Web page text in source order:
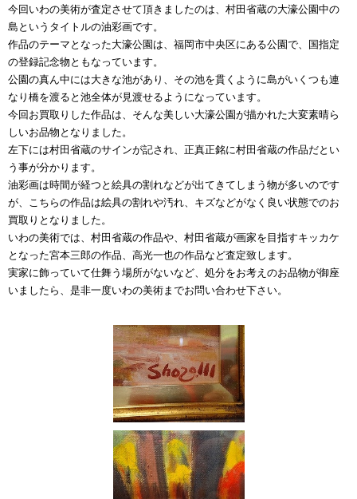
今回いわの美術が査定させて頂きましたのは、村田省蔵の大濠公園中の
島というタイトルの油彩画です。
作品のテーマとなった大濠公園は、福岡市中央区にある公園で、国指定
の登録記念物ともなっています。
公園の真ん中には大きな池があり、その池を貫くように島がいくつも連
なり橋を渡ると池全体が見渡せるようになっています。
今回お買取りした作品は、そんな美しい大濠公園が描かれた大変素晴ら
しいお品物となりました。
左下には村田省蔵のサインが記され、正真正銘に村田省蔵の作品だとい
う事が分かります。
油彩画は時間が経つと絵具の割れなどが出てきてしまう物が多いのです
が、こちらの作品は絵具の割れや汚れ、キズなどがなく良い状態でのお
買取りとなりました。
いわの美術では、村田省蔵の作品や、村田省蔵が画家を目指すキッカケ
となった宮本三郎の作品、高光一也の作品など査定致します。
実家に飾っていて仕舞う場所がないなど、処分をお考えのお品物が御座
いましたら、是非一度いわの美術までお問い合わせ下さい。